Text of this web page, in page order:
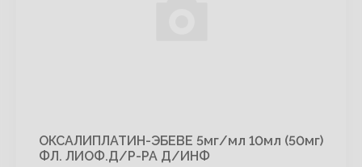
ОКСАЛИПЛАТИН-ЭБЕВЕ 5мг/мл 10мл (50мг)
ФЛ. ЛИОФ.Д/Р-РА Д/ИНФ